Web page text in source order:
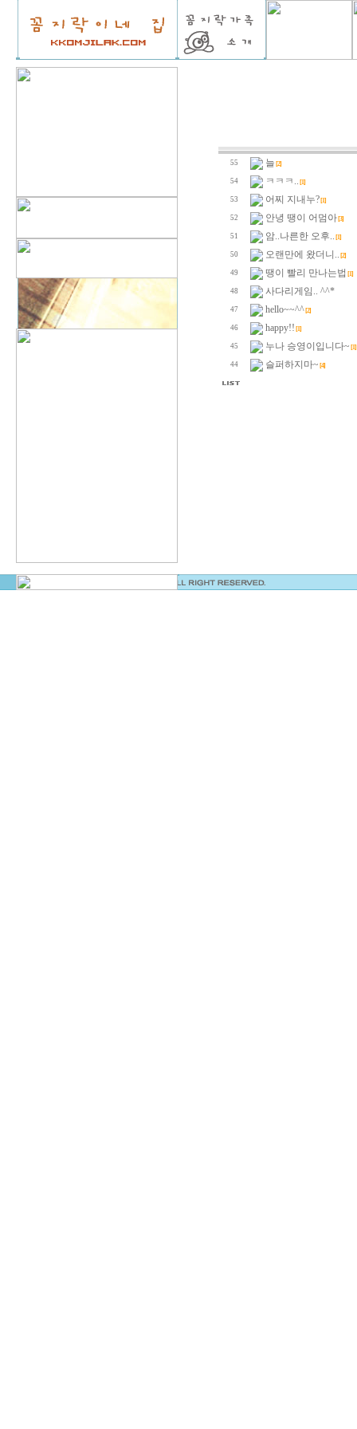
55 늘 [2]
54 ㅋㅋㅋ.. [1]
53 어찌 지내누? [1]
52 안녕 땡이 어멈아 [3]
51 암..나른한 오후.. [1]
50 오랜만에 왔더니.. [2]
49 땡이 빨리 만나는법 [1]
48 사다리게임.. ^^*
47 hello~~^^ [2]
46 happy!! [1]
45 누나 승영이입니다~ [1]
44 슬퍼하지마~ [4]